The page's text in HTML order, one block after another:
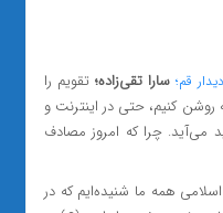
قم؛ سارا تقی‌زاده؛ تقویم را
روشن کنیم، حتی در اینترنت و
می‌آید. چرا که امروز مصادف
همه ما شنیده‌ایم که در